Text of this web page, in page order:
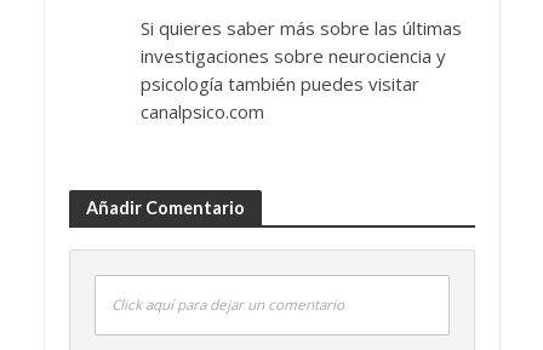
Si quieres saber más sobre las últimas
investigaciones sobre neurociencia y
psicología también puedes visitar
canalpsico.com
Añadir Comentario
Click aquí para dejar un comentario